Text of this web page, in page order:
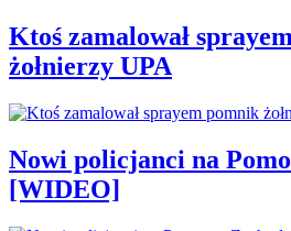
Ktoś zamalował
żołnierzy UPA
Nowi policjanci na
[WIDEO]